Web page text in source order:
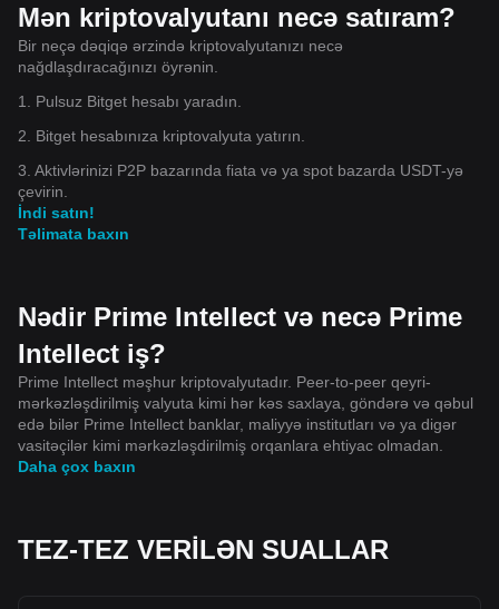
Mən kriptovalyutanı necə satıram?
Bir neçə dəqiqə ərzində kriptovalyutanızı necə
nağdlaşdıracağınızı öyrənin.
1. Pulsuz Bitget hesabı yaradın.
2. Bitget hesabınıza kriptovalyuta yatırın.
3. Aktivlərinizi P2P bazarında fiata və ya spot bazarda USDT-yə
çevirin.
İndi satın!
Təlimata baxın
Nədir Prime Intellect və necə Prime
Intellect iş?
Prime Intellect məşhur kriptovalyutadır. Peer-to-peer qeyri-
mərkəzləşdirilmiş valyuta kimi hər kəs saxlaya, göndərə və qəbul
edə bilər Prime Intellect banklar, maliyyə institutları və ya digər
vasitəçilər kimi mərkəzləşdirilmiş orqanlara ehtiyac olmadan.
Daha çox baxın
TEZ-TEZ VERİLƏN SUALLAR